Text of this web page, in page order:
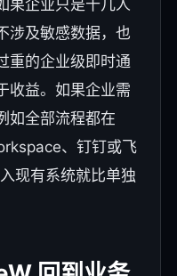
果企业只是十几人
涉及敏感数据，也
重的企业级即时通
收益。如果企业需
如全部流程都在
、钉钉或飞
现有系统就比单独